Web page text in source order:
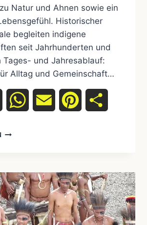
Natur und Ahnen sowie ein
Historischer
begleiten indigene
seit Jahrhunderten und
Tages- und Jahresablauf:
Alltag und Gemeinschaft…
WhatsAppEmail Pinterest
DEN
ALLTAG
STRUKTURIEREN